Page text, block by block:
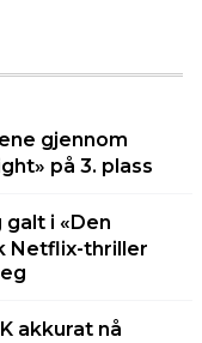
gjennom
på 3. plass
galt i «Den
Netflix-thriller
akkurat nå